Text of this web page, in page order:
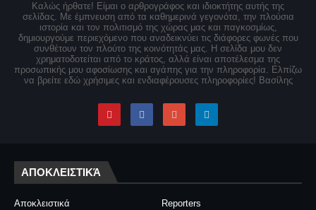
Καλώς ήρθατε! Είμαι ο αρθρογράφος και ιδιοκτήτης αυτής της
σελίδας. Με έμπνευση από τα καθημερινά γεγονότα, την πλούσια
ιστορία και τον πολιτισμό της χώρας μας και παγκοσμίως,
δημιουργούμε περιεχόμενο που αναδεικνύει τις διάφορες φωνές που
συνθέτουν τον πλούτο της κοινότητάς μας. Η σελίδα μου δεν
χρηματοδοτείται από το κράτος, αλλά είναι αποτέλεσμα της
προσωπικής μου αφοσίωσης και αγάπης για την πληροφορία. Ελπίζω
να βρείτε εδώ χρήσιμες και ενδιαφέρουσες πληροφορίες! Βασίλης
ΑΠΟΚΛΕΙΣΤΙΚΆ
Αποκλειστικά Reporters